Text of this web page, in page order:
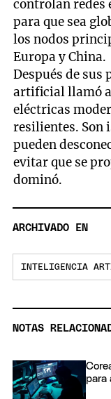
controlan redes
para que sea
los nodos
Europa y China.
Después de
artificial llamó a
eléctricas
resilientes. Son
pueden
evitar que se
dominó.
ARCHIVADO EN
INTELIGENCIA
NOTAS
para